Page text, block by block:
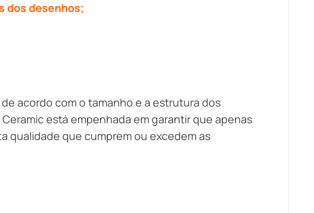
dos desenhos;
acordo com o tamanho e a estrutura dos
está empenhada em garantir que apenas
qualidade que cumprem ou excedem as